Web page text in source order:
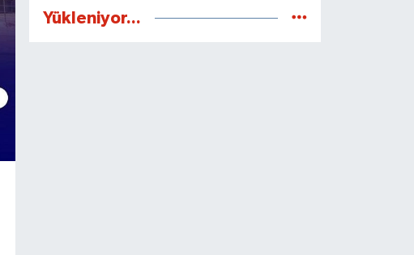
Yükleniyor...